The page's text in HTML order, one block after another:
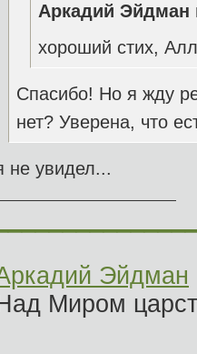
Аркадий Эйдман
хороший стих,
Спасибо! Но я жду
нет? Уверена, что
не увидел...
Эйдман
Миром